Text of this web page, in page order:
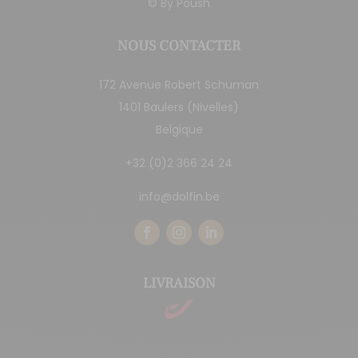
NOUS CONTACTER
172 Avenue Robert Schuman
1401 Baulers (Nivelles)
Belgique
+32 (0)2 366 24 24
info@dolfin.be
LIVRAISON